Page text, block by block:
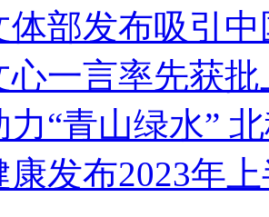
体部发布吸引
心一言率先获
力“青山绿水”
康发布2023年